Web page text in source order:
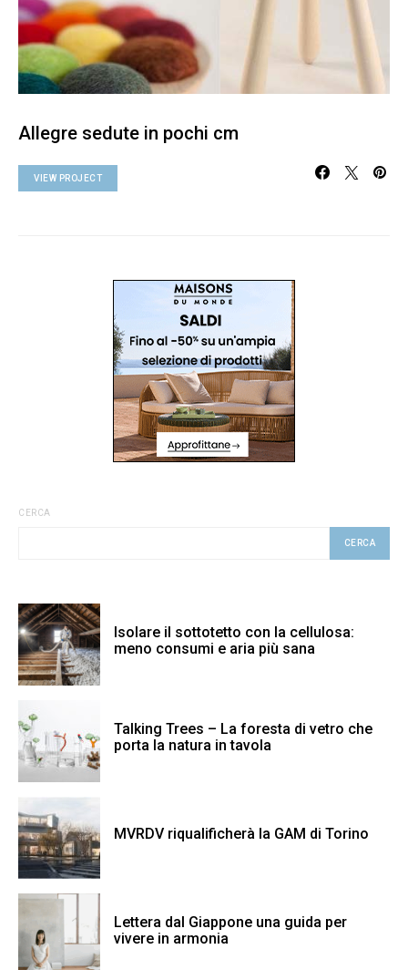
Allegre sedute in pochi cm
VIEW PROJECT
CERCA
CERCA
Isolare il sottotetto con la cellulosa:
meno consumi e aria più sana
Talking Trees – La foresta di vetro che
porta la natura in tavola
MVRDV riqualificherà la GAM di Torino
Lettera dal Giappone una guida per
vivere in armonia